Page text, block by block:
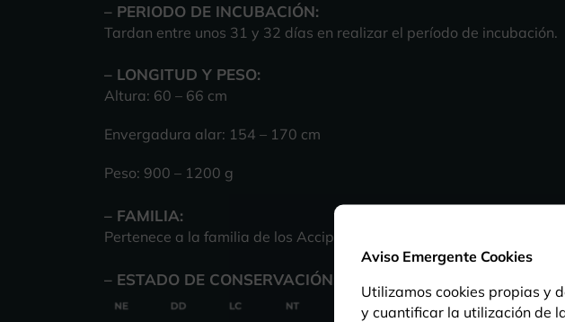
– PERIODO DE INCUBACIÓN:
Tardan entre unos 31 y 32 días en realizar el período de incubación.
– LONGITUD Y PESO:
Altura: 60 – 66 cm
Envergadura alar: 154 – 170 cm
Peso: 900 – 1200 g
– FAMILIA:
Pertenece a la familia de los Accipitridae (Accipitriformes).
– ESTADO DE CONSERVACIÓN:
Aviso Emergente Cookies
Utilizamos cookies propias y
y cuantificar la utilización de